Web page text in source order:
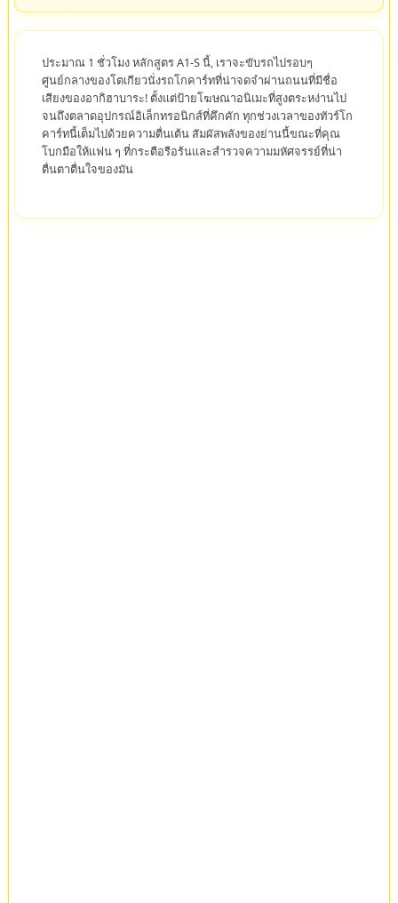
ประมาณ 1 ชั่วโมง หลักสูตร A1-S นี้, เราจะขับรถไปรอบๆ
ศูนย์กลางของโตเกียวนั่งรถโกคาร์ทที่น่าจดจำผ่านถนนที่มีชื่อ
เสียงของอากิฮาบาระ! ตั้งแต่ป้ายโฆษณาอนิเมะที่สูงตระหง่านไป
จนถึงตลาดอุปกรณ์อิเล็กทรอนิกส์ที่คึกคัก ทุกช่วงเวลาของทัวร์โก
คาร์ทนี้เต็มไปด้วยความตื่นเต้น สัมผัสพลังของย่านนี้ขณะที่คุณ
โบกมือให้แฟน ๆ ที่กระตือรือร้นและสำรวจความมหัศจรรย์ที่น่า
ตื่นตาตื่นใจของมัน